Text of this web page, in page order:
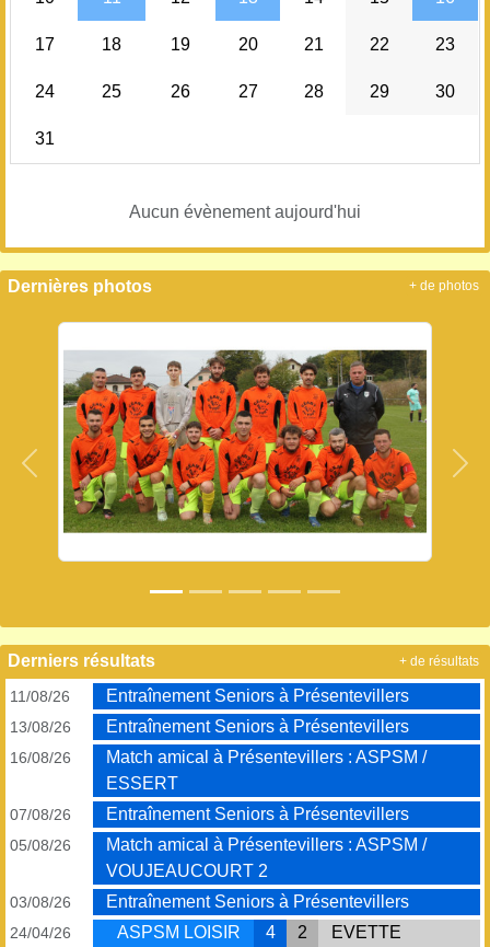
17 18 19 20 21 22 23
24 25 26 27 28 29 30
31
Aucun évènement aujourd'hui
Dernières photos
Précedent
+ de photos
Derniers résultats
11/08/26 Entraînement Seniors à Présentevillers
13/08/26 Entraînement Seniors à Présentevillers
16/08/26
Match amical à Présentevillers : ASPSM /
ESSERT
07/08/26 Entraînement Seniors à Présentevillers
05/08/26
Match amical à Présentevillers : ASPSM /
VOUJEAUCOURT 2
03/08/26 Entraînement Seniors à Présentevillers
24/04/26 ASPSM LOISIR 4 2
EVETTE
+ de résultats